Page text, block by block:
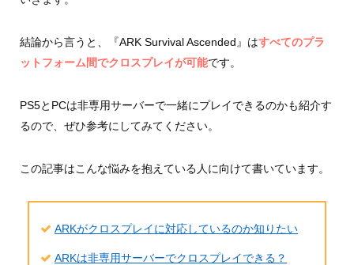
結論から言うと、『ARK Survival Ascended』はすべてのプラ
ットフォーム間でクロスプレイが可能です。
PS5とPCは非専用サーバーで一緒にプレイできるのかも紹介す
るので、ぜひ参考にしてみてください。
この記事はこんな悩みを抱えている人に向けて書いています。
ARKがクロスプレイに対応しているのか知りたい
ARKは非専用サーバーでクロスプレイできる？